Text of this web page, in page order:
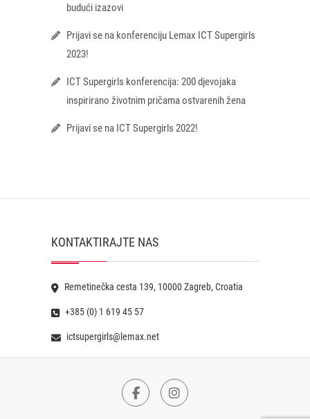
budući izazovi
Prijavi se na konferenciju Lemax ICT Supergirls
2023!
ICT Supergirls konferencija: 200 djevojaka
inspirirano životnim pričama ostvarenih žena
Prijavi se na ICT Supergirls 2022!
KONTAKTIRAJTE NAS
Remetinečka cesta 139, 10000 Zagreb, Croatia
+385 (0) 1 619 45 57
ictsupergirls@lemax.net
FacebookInstagram